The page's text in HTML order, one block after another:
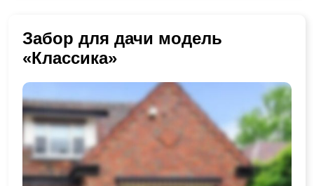
Забор для дачи модель
«Классика»